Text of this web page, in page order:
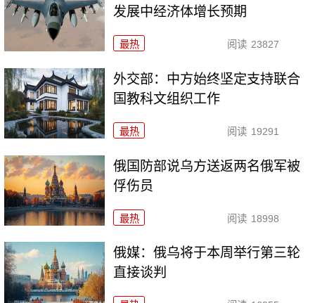
发展中经济体增长预期
最热 阅读 23827
外交部：中方始终坚定支持联合
国教科文组织工作
最热 阅读 19291
俄国防部说乌方送返两名俄军被
俘伤员
最热 阅读 18998
俄媒：俄乌将于本周举行第三轮
直接谈判